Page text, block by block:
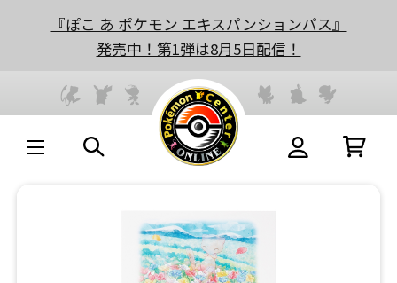
『ぽこ あ ポケモン エキスパンションパス』
発売中！第1弾は8月5日配信！